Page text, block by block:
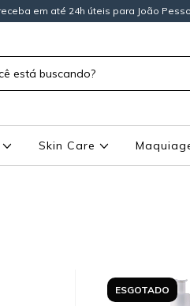
em até 24h úteis para João
Skin Care
ESGOTADO